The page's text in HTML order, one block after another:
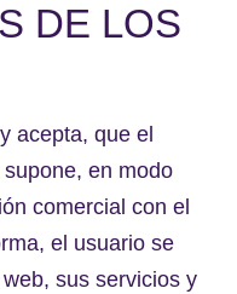
DE LOS
acepta, que el
en modo
comercial con el
el usuario se
sus servicios y